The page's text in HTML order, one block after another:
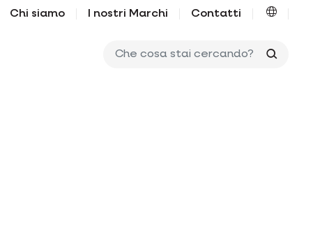
Chi siamo I nostri Marchi Contatti